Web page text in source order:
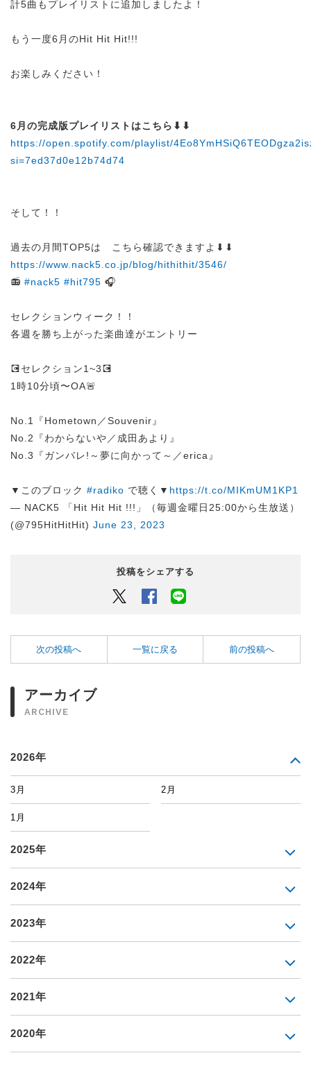
計5曲もプレイリストに追加しましたよ！
もう一度6月のHit Hit Hit!!!
お楽しみください！
6月の完成版プレイリストはこちら⬇︎⬇︎
https://open.spotify.com/playlist/
si=7ed37d0e12b74d74
そして！！
過去の月間TOP5は こちら確認できますよ⬇︎⬇︎
https://www.nack5.co.jp/blog/hithithit/3546/
📻 #nack5 #hit795 🎧
セレクションウィーク！！
各週を勝ち上がった楽曲達がエントリー
💽セレクション1~3💽
1時10分頃〜OA🚨
No.1『Hometown／Souvenir』
No.2『わからないや／成田あより』
No.3『ガンバレ!～夢に向かって～／erica』
▼このブロック #radiko で聴く▼ https://t.co/MIKmUM1KP1
— NACK5 「Hit Hit Hit !!!」（毎週金曜日25:00から生放送）
(@795HitHitHit) June 23, 2023
投稿をシェアする
Twitter Facebook
次の投稿へ 一覧に戻る 前の投稿へ
アーカイブ
ARCHIVE
2026年
3月 2月
1月
2025年
2024年
2023年
2022年
2021年
2020年